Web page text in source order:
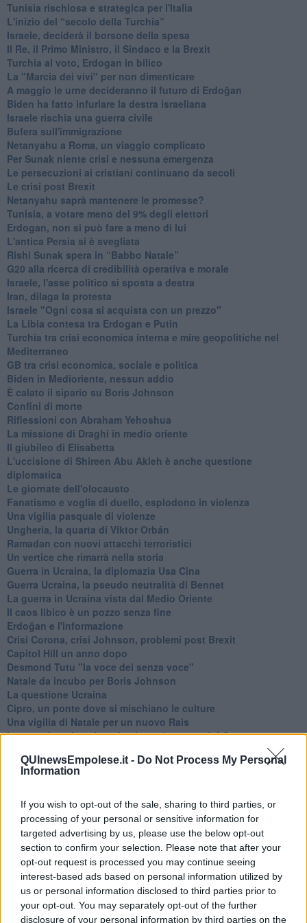
QUInewsEmpolese.it - Do Not Process My Personal
Information
If you wish to opt-out of the sale, sharing to third parties, or
processing of your personal or sensitive information for
targeted advertising by us, please use the below opt-out
section to confirm your selection. Please note that after your
opt-out request is processed you may continue seeing
interest-based ads based on personal information utilized by
us or personal information disclosed to third parties prior to
your opt-out. You may separately opt-out of the further
disclosure of your personal information by third parties on the
Tunisia rischiosa e strategica per l'Italia
L'inizio del “secolo della Turchia”
Israele, deciderà il borsone della spesa
Il Re, il Primo Ministro, il Sindaco e la Brexit
Turchia al voto, Erdogan in bilico
La "Marcia dei vivi" per non dimenticare
A maggio le urne decideranno il futuro di Erdoğan
Biden ha fatto infuriare la destra israeliana
Israele rischia una guerra civile
Bufera sull'immigrazione
Netanyahu a Roma, un viaggio complicato
Per Sunak niente crisi e nessuna emergenza
Le persecuzioni ai cristiani continuano da secoli
Le crisi post Brexit
Netanyahu saprà mantenere le promesse?
Tunisia, a votare meno del 9% degli elettori
Erdogan, non si può fare a meno di lui
L'antica Persia si è svegliata
Rishi Sunak spera in “Babbo Natale”
G20 alla ricerca di credibilità operativa e morale
Israele, l'asse politico si sposta a destra
Iran, dilaga la protesta
Israele "Ogni cosa si acquista con un prezzo"
La Libia contesa tra Erdogan e Putin
Turchia tra crisi economica interna e mire geopolitiche nel
Mediterraneo
GB tra crisi economica, sociale e politica
Biden in Medioriente, nessun addio
È calato il sipario su Boris Johnson
Confini di morte
Riflessioni con Abraham Yehoshua
La missione di Draghi in medio oriente
Il giubileo di Elisabetta
L'uccisione di Shireen Abu Akleh è anche questione
diplomatica
Le giornate dell'olocausto
Fanatismo e voglia di duello, esplodono in violenza
Una vigilia pasquale di violenze
Ungheria, la quarta di Viktor Orbán
Ramadan con nuovi attacchi terroristici
Un vertice che rimarrà nella storia
Guerra in Ucraina, la diplomazia Usa Cina
Guerra Ucraina, la pseudo neutralità di Bennet
La guerra in Ucraina vista dal Medio Oriente
​Il caos libico è un pozzo senza fine
Erdoğan e l'informazione
Crisi Corona, crisi Johnson, problemi post Brexit
Capitol Hill un anno dopo
Desmond Tutu "la voce dei senza voce"
Natale da incubo per Boris Johnson
La questione Ucraina
Cipro, un ponte dove si mischiano le culture
Una vigilia di Natale per un nuovo Rais
La questione israelo-palestinese ignorata dal G20
Libano, collasso economico e guerra civile
Johnson, da Trump a Biden alla Brexit
Biden, primo presidente USA non in guerra
Papa Bergoglio vedrà Viktor Orbán
Bennet, un giorno in attesa di Biden
Il ritorno dei talebani
​La lenta agonia del Libano
Sudafrica, è allarme alimentare
Usa di nuovo al centro della geopolitica internazionale
L’appuntamento di Israele con il cambiamento
La farsa delle elezioni in Siria